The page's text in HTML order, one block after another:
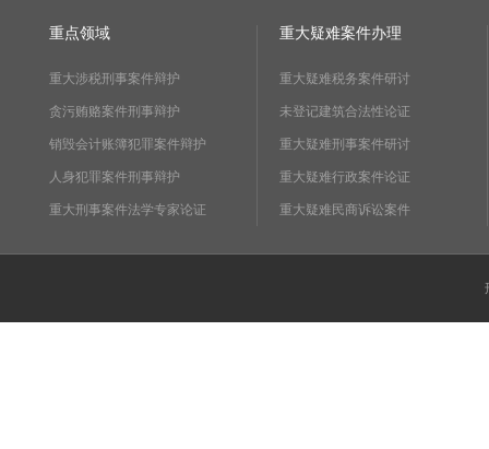
重点领域
重大涉税刑事案件辩护
贪污贿赂案件刑事辩护
销毁会计账簿犯罪案件辩护
人身犯罪案件刑事辩护
重大刑事案件法学专家论证
重大疑难案件办理
重大疑难税务案件研讨
未登记建筑合法性论证
重大疑难刑事案件研讨
重大疑难行政案件论证
重大疑难民商诉讼案件